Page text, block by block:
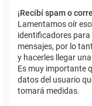
¡Recibí spam o
Lamentamos oír
identificadores
mensajes, por lo
y hacerles llegar
Es muy importante
datos del usuario
tomará medidas.